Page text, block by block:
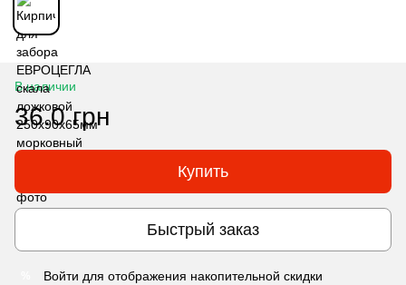
В наличии
36.0 грн
Купить
Быстрый заказ
Войти для отображения накопительной скидки